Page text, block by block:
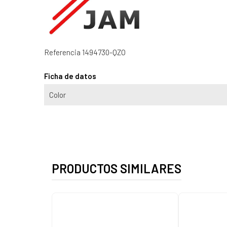
Referencia 1494730-QZO
Ficha de datos
Color
PRODUCTOS SIMILARES